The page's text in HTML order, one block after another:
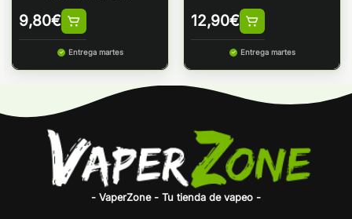
9,80€
Entrega martes
12,90€
Entrega martes
- VaperZone - Tu tienda de vapeo -